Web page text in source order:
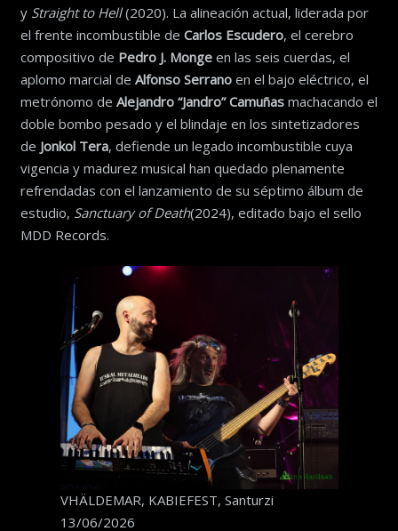
y Straight to Hell(2020). La alineación actual, liderada por
el frente incombustible de Carlos Escudero, el cerebro
compositivo de Pedro J. Mongeen las seis cuerdas, el
aplomo marcial de Alfonso Serranoen el bajo eléctrico, el
metrónomo de Alejandro “Jandro” Camuñasmachacando el
doble bombo pesado y el blindaje en los sintetizadores
de Jonkol Tera, defiende un legado incombustible cuya
vigencia y madurez musical han quedado plenamente
refrendadas con el lanzamiento de su séptimo álbum de
estudio, Sanctuary of Death(2024), editado bajo el sello
MDD Records.
VHÄLDEMAR, KABIEFEST, Santurzi
13/06/2026